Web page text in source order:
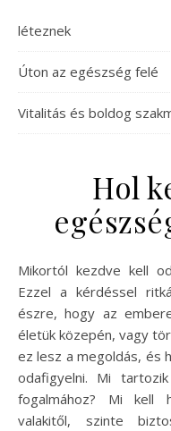
léteznek
Úton az egészség felé
Vitalitás és boldog
Hol
Mikortól kezdve kell odafigyelni az egészséges életre?
Ezzel a kérdéssel
észre, hogy az
életük közepén, vagy
ez lesz a megoldás, és
odafigyelni. Mi
fogalmához? Mi kell
valakitől, szinte